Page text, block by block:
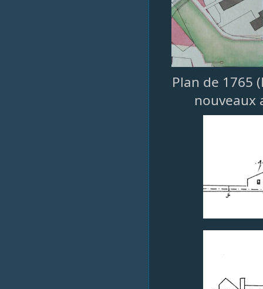
Plan de 1765
nouveaux